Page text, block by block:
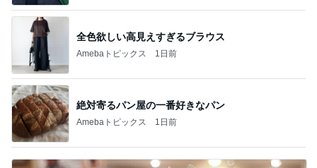
全色欲しい高見えすぎるブラウス
Amebaトピックス 1日前
絶対寄るパン屋の一番好きなパン
Amebaトピックス 1日前